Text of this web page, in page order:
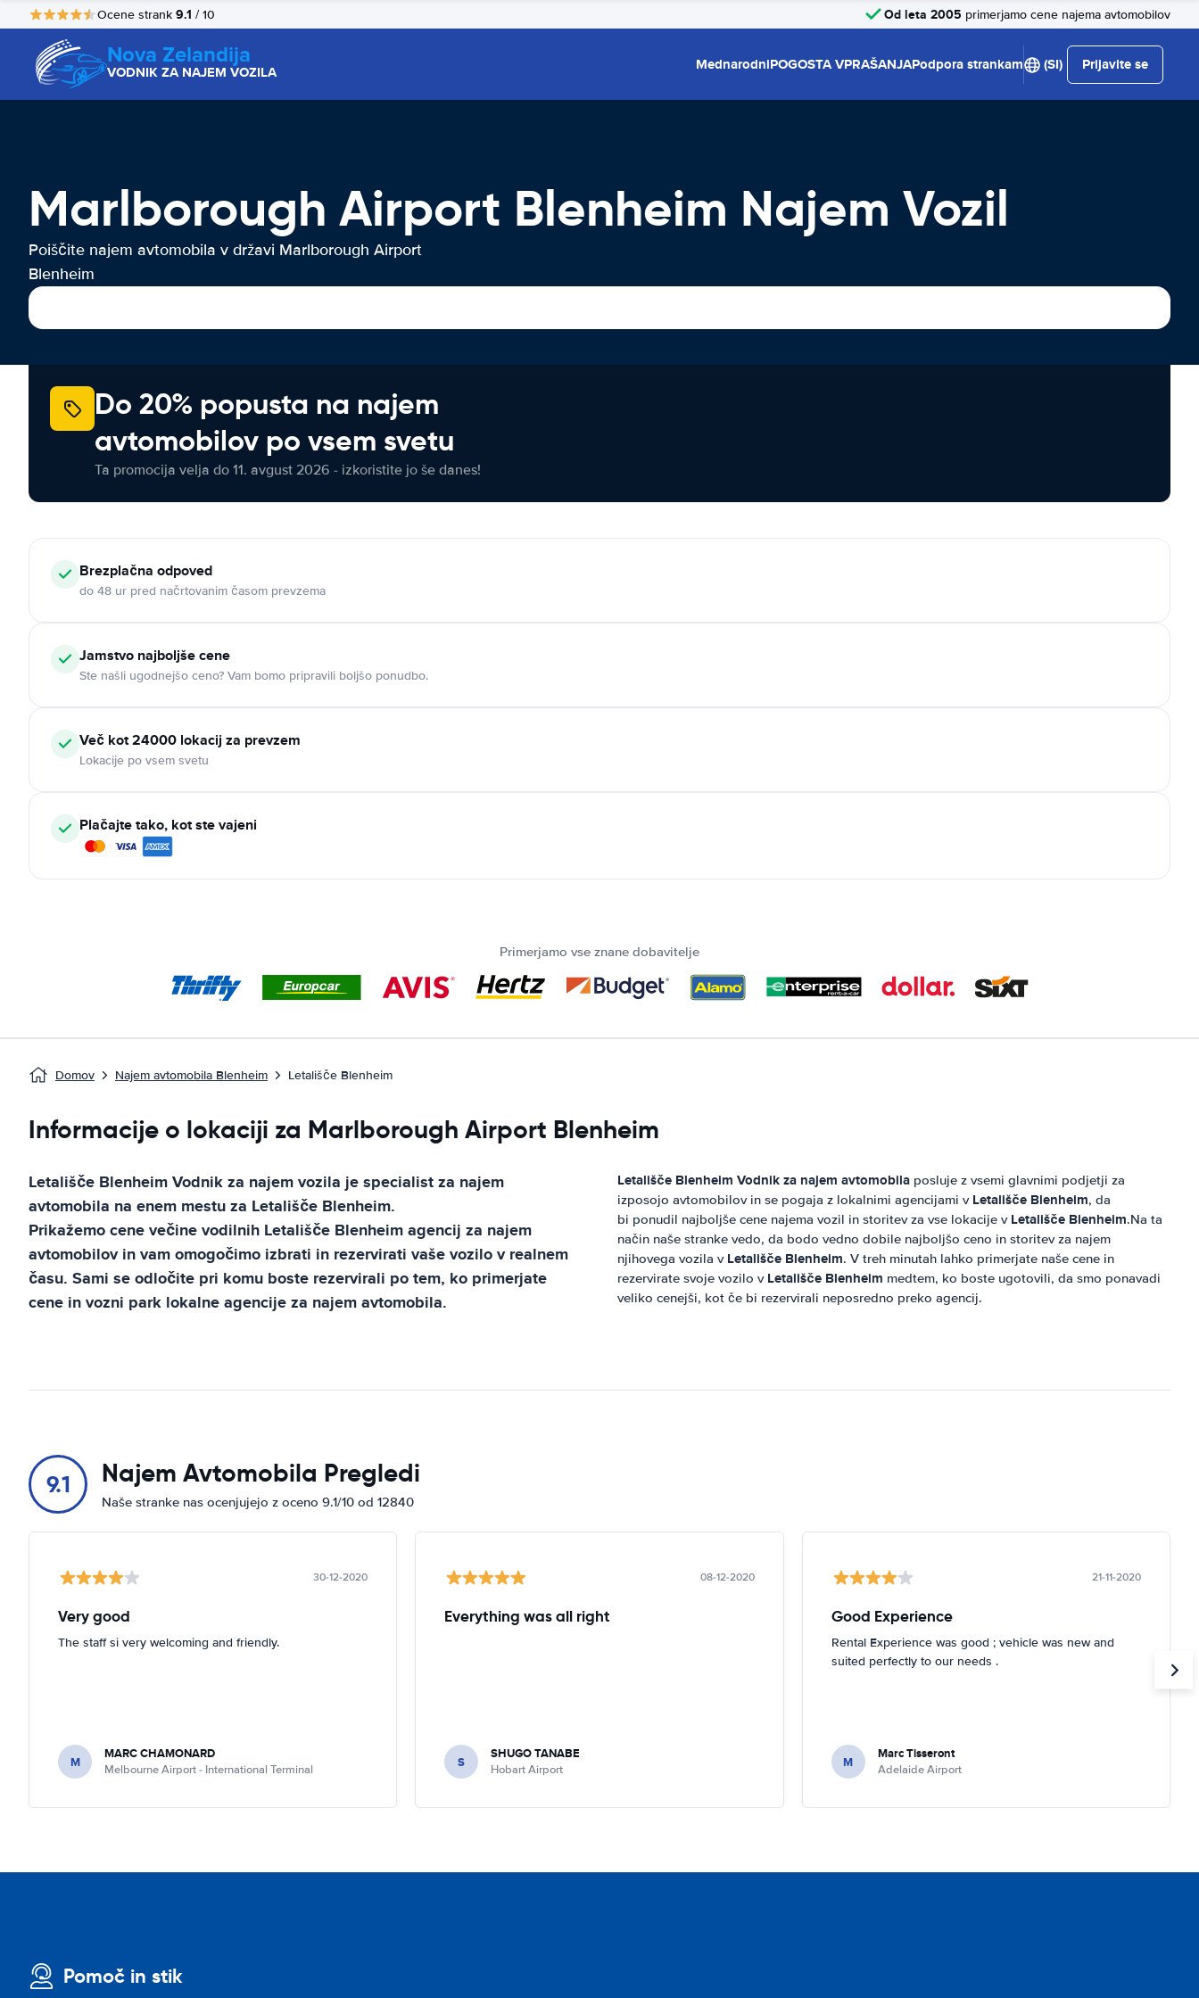
Ocene strank 9.1 / 10 Od leta 2005 primerjamo cene najema avtomobilov
Nova Zelandija
VODNIK ZA NAJEM VOZILA MednarodniPOGOSTA VPRAŠANJAPodpora strankam (SI) Prijavite se
Marlborough Airport Blenheim Najem Vozil
Poiščite najem avtomobila v državi Marlborough Airport
Blenheim
Do 20% popusta na najem
avtomobilov po vsem svetu
Ta promocija velja do 11. avgust 2026 - izkoristite jo še danes!
Brezplačna odpoved
do 48 ur pred načrtovanim časom prevzema
Jamstvo najboljše cene
Ste našli ugodnejšo ceno? Vam bomo pripravili boljšo ponudbo.
Več kot 24000 lokacij za prevzem
Lokacije po vsem svetu
Plačajte tako, kot ste vajeni
Primerjamo vse znane dobavitelje
Domov Najem avtomobila Blenheim Letališče Blenheim
Informacije o lokaciji za Marlborough Airport Blenheim
Letališče BlenheimVodnik za najem vozila je specialist za najem
avtomobila na enem mestu za Letališče Blenheim.
Prikažemo cene večine vodilnih Letališče Blenheimagencij za najem
avtomobilov in vam omogočimo izbrati in rezervirati vaše vozilo v realnem
času. Sami se odločite pri komu boste rezervirali po tem, ko primerjate
cene in vozni park lokalne agencije za najem avtomobila.
Letališče Blenheim Vodnik za najem avtomobila posluje z vsemi glavnimi podjetji za
izposojo avtomobilov in se pogaja z lokalnimi agencijami v Letališče Blenheim, da
bi ponudil najboljše cene najema vozil in storitev za vse lokacije v Letališče Blenheim.Na ta
način naše stranke vedo, da bodo vedno dobile najboljšo ceno in storitev za najem
njihovega vozila v Letališče Blenheim. V treh minutah lahko primerjate naše cene in
rezervirate svoje vozilo v Letališče Blenheim medtem, ko boste ugotovili, da smo ponavadi
veliko cenejši, kot če bi rezervirali neposredno preko agencij.
9.1 Najem Avtomobila Pregledi
Naše stranke nas ocenjujejo z oceno 9.1/10 od 12840
30-12-2020
Very good
The staff si very welcoming and friendly.
M MARC CHAMONARD
Melbourne Airport - International Terminal
08-12-2020
Everything was all right
S SHUGO TANABE
Hobart Airport
21-11-2020
Good Experience
Rental Experience was good ; vehicle was new and
suited perfectly to our needs .
M Marc Tisseront
Adelaide Airport
Pomoč in stik